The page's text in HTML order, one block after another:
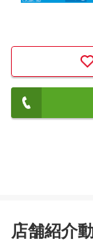
店舗紹介